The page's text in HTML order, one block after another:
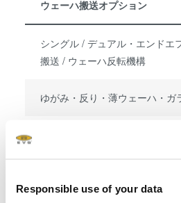
Responsible use of your data
ウェーハ搬送オプション
シングル / デュアル・エンドエ
搬送 / ウェーハ反転機構
ゆがみ・反り・薄ウェーハ・ガ